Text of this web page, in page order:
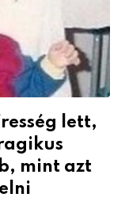
lett,
mint azt